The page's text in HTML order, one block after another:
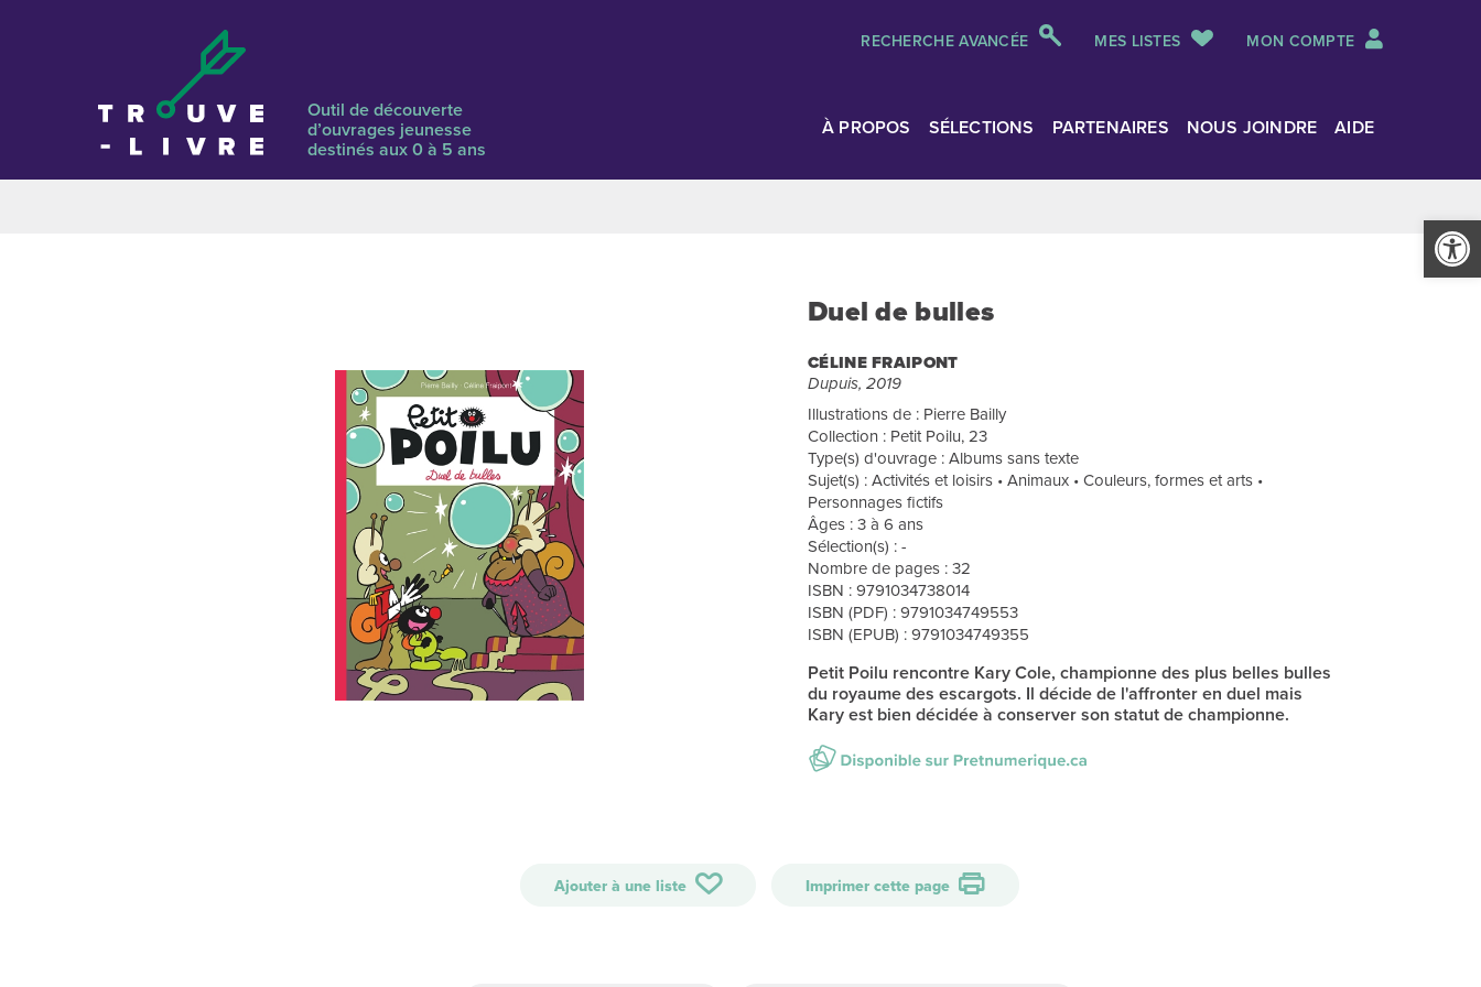
Ouvrir
RECHERCHE AVANCÉE MES LISTES MON COMPTE
Outil de découverte
d’ouvrages jeunesse
destinés aux 0 à 5 ans
À PROPOS SÉLECTIONS PARTENAIRES NOUS JOINDRE AIDE
Duel de bulles
CÉLINE FRAIPONT
Dupuis, 2019
Illustrations de : Pierre Bailly
Collection : Petit Poilu, 23
Type(s) d'ouvrage : Albums sans texte
Sujet(s) : Activités et loisirs • Animaux • Couleurs, formes et arts •
Personnages fictifs
Âges : 3 à 6 ans
Sélection(s) : -
Nombre de pages : 32
ISBN : 9791034738014
ISBN (PDF) : 9791034749553
ISBN (EPUB) : 9791034749355
Petit Poilu rencontre Kary Cole, championne des plus belles bulles
du royaume des escargots. Il décide de l'affronter en duel mais
Kary est bien décidée à conserver son statut de championne.
Ajouter à une liste Imprimer cette page